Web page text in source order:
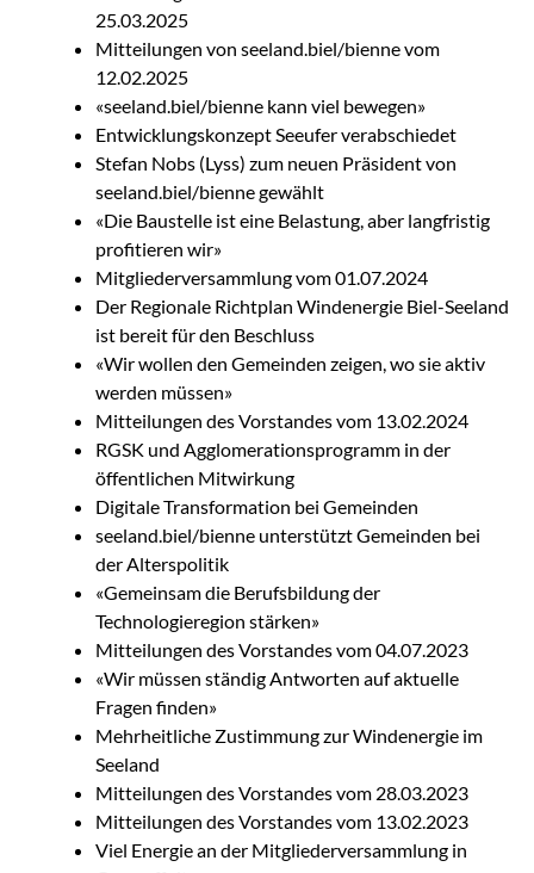
25.03.2025
Mitteilungen von seeland.biel/bienne vom
12.02.2025
«seeland.biel/bienne kann viel bewegen»
Entwicklungskonzept Seeufer verabschiedet
Stefan Nobs (Lyss) zum neuen Präsident von
seeland.biel/bienne gewählt
«Die Baustelle ist eine Belastung, aber langfristig
profitieren wir»
Mitgliederversammlung vom 01.07.2024
Der Regionale Richtplan Windenergie Biel-Seeland
ist bereit für den Beschluss
«Wir wollen den Gemeinden zeigen, wo sie aktiv
werden müssen»
Mitteilungen des Vorstandes vom 13.02.2024
RGSK und Agglomerationsprogramm in der
öffentlichen Mitwirkung
Digitale Transformation bei Gemeinden
seeland.biel/bienne unterstützt Gemeinden bei
der Alterspolitik
«Gemeinsam die Berufsbildung der
Technologieregion stärken»
Mitteilungen des Vorstandes vom 04.07.2023
«Wir müssen ständig Antworten auf aktuelle
Fragen finden»
Mehrheitliche Zustimmung zur Windenergie im
Seeland
Mitteilungen des Vorstandes vom 28.03.2023
Mitteilungen des Vorstandes vom 13.02.2023
Viel Energie an der Mitgliederversammlung in